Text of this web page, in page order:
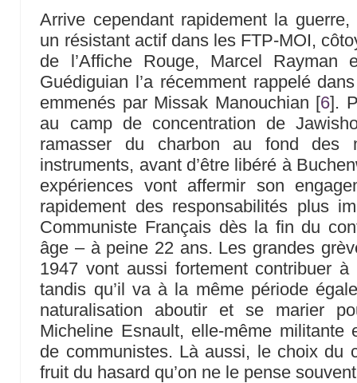
Arrive cependant rapidement la
un résistant actif dans les FTP-MOI,
de l’Affiche Rouge, Marcel Rayman
Guédiguian l’a récemment rappelé
emmenés par Missak Manouchian [6].
au camp de concentration de
ramasser du charbon au fond des
instruments, avant d’être libéré à
expériences vont affermir son
rapidement des responsabilités plus
Communiste Français dès la fin du
âge – à peine 22 ans. Les grandes
1947 vont aussi fortement contribuer
tandis qu’il va à la même période
naturalisation aboutir et se marier
Micheline Esnault, elle-même
de communistes. Là aussi, le choix du
fruit du hasard qu’on ne le pense souvent